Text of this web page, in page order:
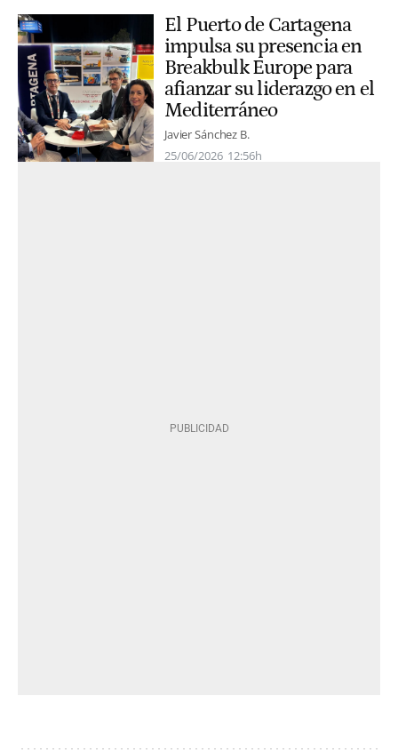
El Puerto de Cartagena
impulsa su presencia en
Breakbulk Europe para
afianzar su liderazgo en el
Mediterráneo
Javier Sánchez B.
25/06/2026 12:56h